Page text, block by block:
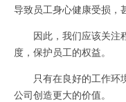
导致员工身心健康受损，
因此，我们应该关注
度，保护员工的权益。
只有在良好的工作环
公司创造更大的价值。